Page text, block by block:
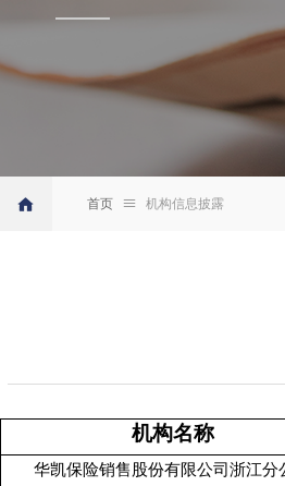
机构名称
华凯保险销售股份有限公司浙江分
首页 ꁔ 机构信息披露